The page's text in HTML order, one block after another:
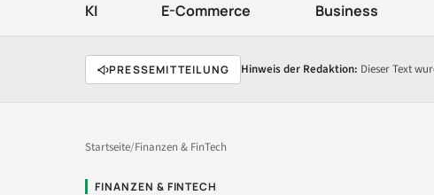
KI E-Commerce Business
PRESSEMITTEILUNG Hinweis der Redaktion: Dieser Text
Startseite/Finanzen & FinTech
FINANZEN & FINTECH